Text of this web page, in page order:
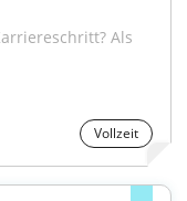
Als
Vollzeit